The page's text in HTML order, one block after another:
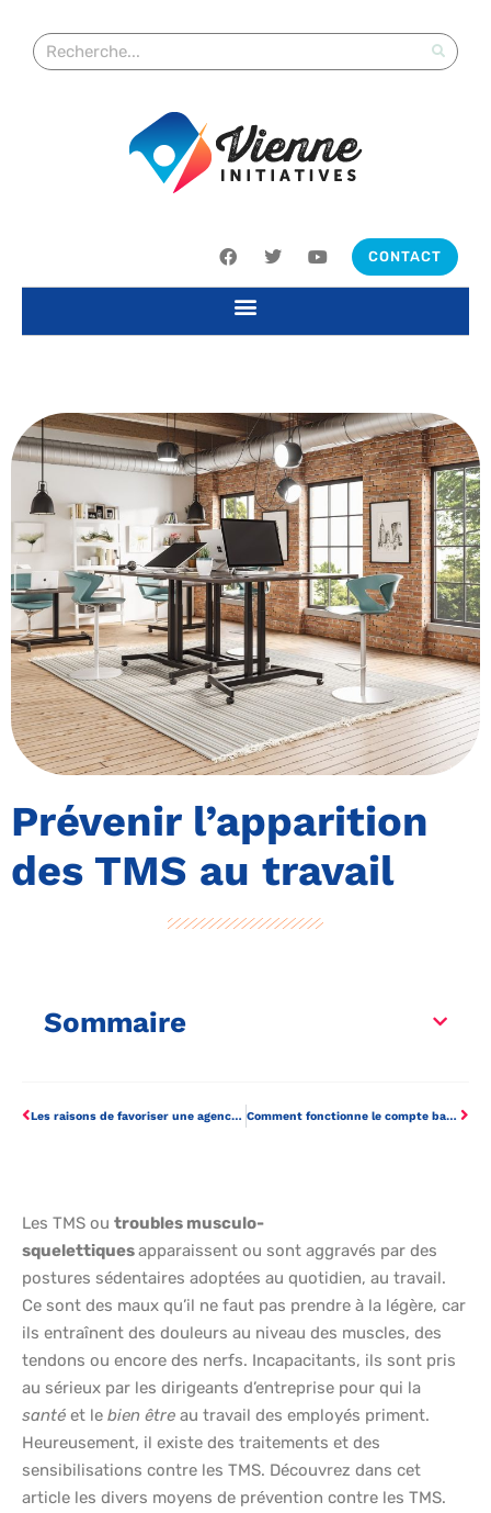
CONTACT
Prévenir l’apparition
des TMS au travail
Sommaire
Les raisons de favoriser une agence digitale 360° pour votre communication Comment fonctionne le compte bancaire professionnel ?
Les TMS ou troubles musculo-
squelettiquesapparaissent ou sont aggravés par des
postures sédentaires adoptées au quotidien, au travail.
Ce sont des maux qu’il ne faut pas prendre à la légère, car
ils entraînent des douleurs au niveau des muscles, des
tendons ou encore des nerfs. Incapacitants, ils sont pris
au sérieux par les dirigeants d’entreprise pour qui la
santé et le bien être au travail des employés priment.
Heureusement, il existe des traitements et des
sensibilisations contre les TMS. Découvrez dans cet
article les divers moyens de prévention contre les TMS.